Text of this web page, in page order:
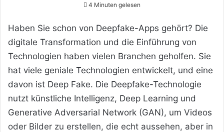
4 Minuten gelesen
Haben Sie schon von Deepfake-Apps gehört? Die
digitale Transformation und die Einführung von
Technologien haben vielen Branchen geholfen. Sie
hat viele geniale Technologien entwickelt, und eine
davon ist Deep Fake. Die Deepfake-Technologie
nutzt künstliche Intelligenz, Deep Learning und
Generative Adversarial Network (GAN), um Videos
oder Bilder zu erstellen, die echt aussehen, aber in